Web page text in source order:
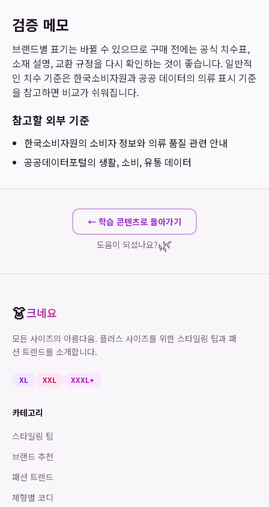
검증 메모
브랜드별 표기는 바뀔 수 있으므로 구매 전에는 공식 치수표,
소재 설명, 교환 규정을 다시 확인하는 것이 좋습니다. 일반적
인 치수 기준은 한국소비자원과 공공 데이터의 의류 표시 기준
을 참고하면 비교가 쉬워집니다.
참고할 외부 기준
한국소비자원의 소비자 정보와 의류 품질 관련 안내
공공데이터포털의 생활, 소비, 유통 데이터
← 학습 콘텐츠로 돌아가기
도움이 되셨나요?🌿
👗크네요
모든 사이즈의 아름다움. 플러스 사이즈를 위한 스타일링 팁과 패
션 트렌드를 소개합니다.
XL XXL XXXL+
카테고리
스타일링 팁
브랜드 추천
패션 트렌드
체형별 코디